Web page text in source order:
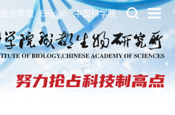
信访举报 English 中国科学院